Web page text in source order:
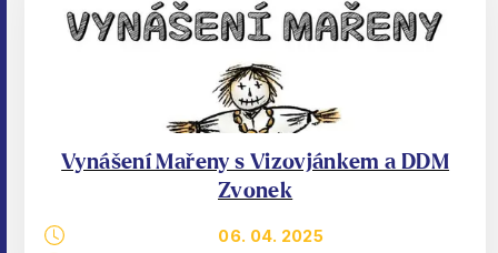
Vynášení Mařeny s Vizovjánkem a DDM
Zvonek
06. 04. 2025